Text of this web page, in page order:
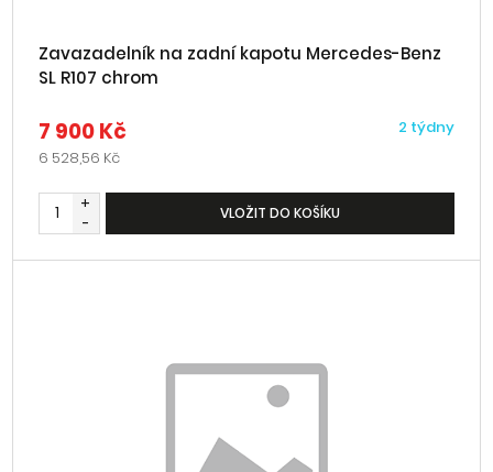
Zavazadelník na zadní kapotu Mercedes-Benz
SL R107 chrom
7 900 Kč
6 528,56 Kč
2 týdny
+
-
VLOŽIT DO KOŠÍKU